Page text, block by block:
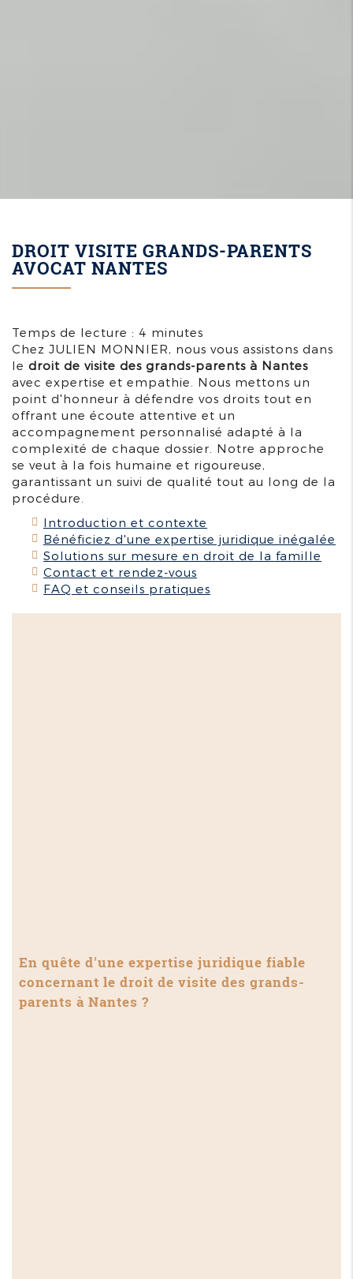
DROIT VISITE GRANDS-PARENTS
AVOCAT NANTES
Temps de lecture : 4 minutes
Chez JULIEN MONNIER, nous vous assistons dans
le droit de visite des grands-parents à Nantes
avec expertise et empathie. Nous mettons un
point d'honneur à défendre vos droits tout en
offrant une écoute attentive et un
accompagnement personnalisé adapté à la
complexité de chaque dossier. Notre approche
se veut à la fois humaine et rigoureuse,
garantissant un suivi de qualité tout au long de la
procédure.
Introduction et contexte
Bénéficiez d'une expertise juridique inégalée
Solutions sur mesure en droit de la famille
Contact et rendez-vous
FAQ et conseils pratiques
En quête d'une expertise juridique fiable
concernant le droit de visite des grands-
parents à Nantes ?